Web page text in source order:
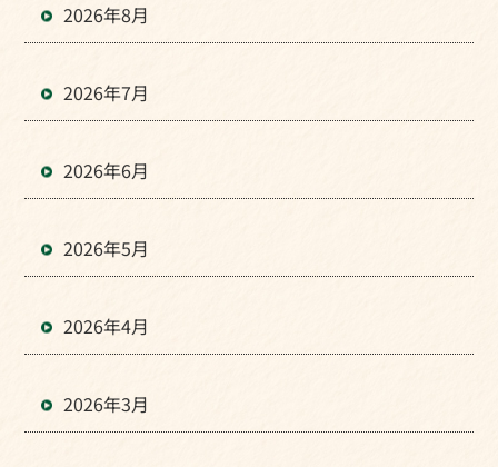
2026年8月
2026年7月
2026年6月
2026年5月
2026年4月
2026年3月